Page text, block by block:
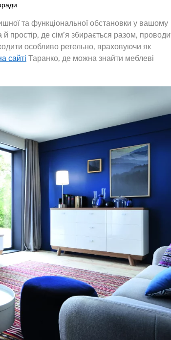
та функціональної обстановки у вашому
й простір, де сім’я збирається разом,
особливо ретельно, враховуючи як
сайті Таранко, де можна знайти меблеві